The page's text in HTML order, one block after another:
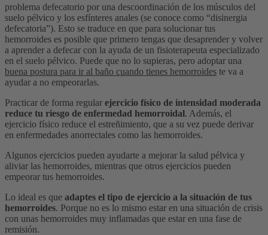
problema defecatorio por una descoordinación de los músculos del
suelo pélvico y los esfínteres anales (se conoce como “disinergia
defecatoria”). Esto se traduce en que para solucionar tus
hemorroides es posible que primero tengas que desaprender y volver
a aprender a defecar con la ayuda de un fisioterapeuta especializado
en el suelo pélvico. Puede que no lo supieras, pero adoptar una
buena postura para ir al baño cuando tienes hemorroides te va a
ayudar a no empeorarlas.
Practicar de forma regular ejercicio físico de intensidad moderada
reduce tu riesgo de enfermedad hemorroidal. Además, el
ejercicio físico reduce el estreñimiento, que a su vez puede derivar
en enfermedades anorrectales como las hemorroides.
Algunos ejercicios pueden ayudarte a mejorar la salud pélvica y
aliviar las hemorroides, mientras que otros ejercicios pueden
empeorar tus hemorroides.
Lo ideal es que adaptes el tipo de ejercicio a la situación de tus
hemorroides. Porque no es lo mismo estar en una situación de crisis
con unas hemorroides muy inflamadas que estar en una fase de
remisión.